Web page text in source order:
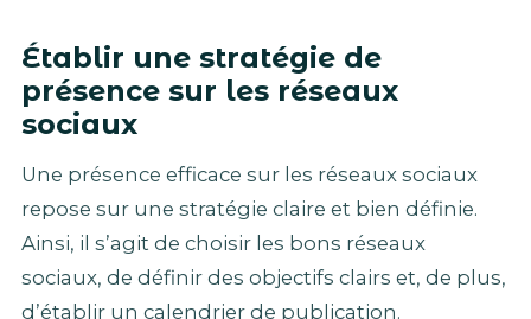
Établir une stratégie de
présence sur les réseaux
sociaux
Une présence efficace sur les réseaux sociaux
repose sur une stratégie claire et bien définie.
Ainsi, il s’agit de choisir les bons réseaux
sociaux, de définir des objectifs clairs et, de plus,
d’établir un calendrier de publication.